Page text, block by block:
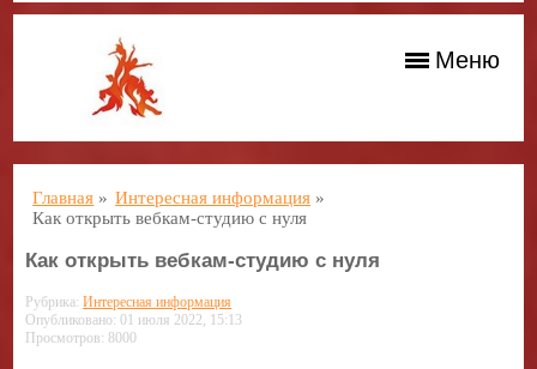
Меню
Главная » Интересная информация »
Как открыть вебкам-студию с нуля
Как открыть вебкам-студию с нуля
Рубрика:Интересная информация
Опубликовано: 01 июля 2022, 15:13
Просмотров: 8000